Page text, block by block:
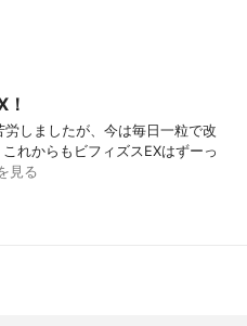
しましたが、今は毎日一粒で改
れからもビフィズスEXはずーっ
見る